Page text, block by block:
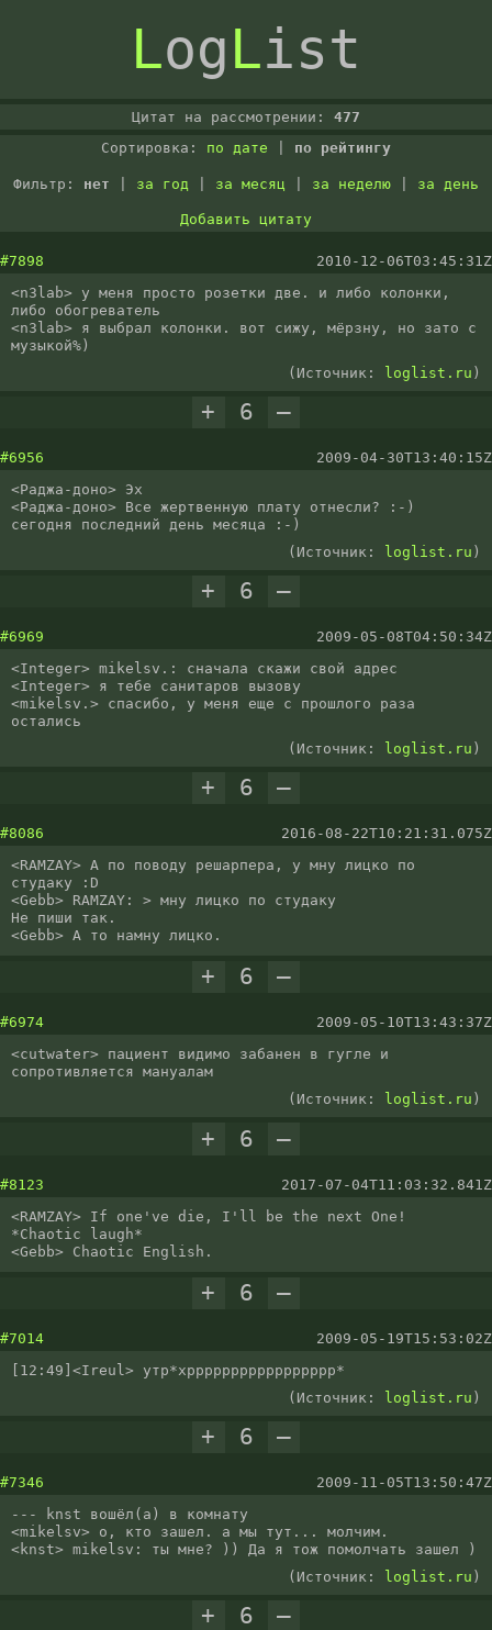
LogList
Цитат на рассмотрении: 477
Сортировка: по дате по рейтингу
Фильтр: нет за год за месяц за неделю за день
Добавить цитату
#7898
2010-12-06T03:45:31Z
<n3lab> у меня просто розетки две. и либо колонки,
либо обогреватель
<n3lab> я выбрал колонки. вот сижу, мёрзну, но зато с
музыкой%)
(Источник:
loglist.ru )
+ 6 –
#6956
2009-04-30T13:40:15Z
<Раджа-доно> Эх
<Раджа-доно> Все жертвенную плату отнесли? :-)
сегодня последний день месяца :-)
(Источник:
loglist.ru )
+ 6 –
#6969
2009-05-08T04:50:34Z
<Integer> mikelsv.: сначала скажи свой адрес
<Integer> я тебе санитаров вызову
<mikelsv.> спасибо, у меня еще с прошлого раза
остались
(Источник:
loglist.ru )
+ 6 –
#8086
2016-08-22T10:21:31.075Z
<RAMZAY> А по поводу решарпера, у мну лицко по
студаку :D
<Gebb> RAMZAY: > мну лицко по студаку
Не пиши так.
<Gebb> А то намну лицко.
+ 6 –
#6974
2009-05-10T13:43:37Z
<cutwater> пациент видимо забанен в гугле и
сопротивляется мануалам
(Источник:
loglist.ru )
+ 6 –
#8123
2017-07-04T11:03:32.841Z
<RAMZAY> If one've die, I'll be the next One!
*Chaotic laugh*
<Gebb> Chaotic English.
+ 6 –
#7014
2009-05-19T15:53:02Z
[12:49]<Ireul> утр*хррррррррррррррррр*
(Источник: loglist.ru )
+ 6 –
#7346
2009-11-05T13:50:47Z
--- knst вошёл(а) в комнату
<mikelsv> о, кто зашел. а мы тут... молчим.
<knst> mikelsv: ты мне? )) Да я тож помолчать зашел )
(Источник:
loglist.ru )
+ 6 –